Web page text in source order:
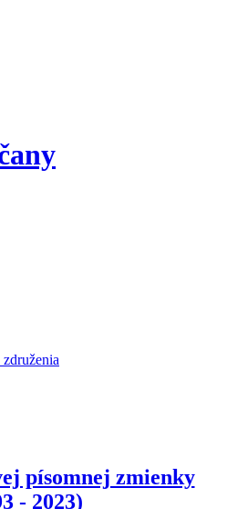
písomnej zmienky
- 2023)